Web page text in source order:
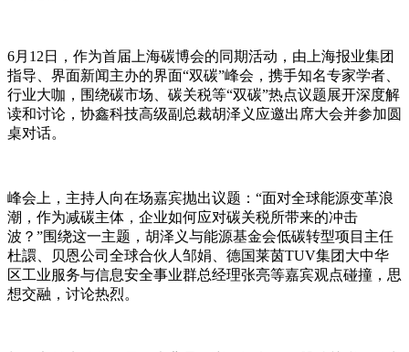
6月 12 日，作为首届上海碳博会的同期活动，由上海报业集团
指导、界面新闻主办的界面“双碳”峰会，携手知名专家学者、
行业大咖，围绕碳市场、碳关税等“双碳”热点议题展开深度解
读和讨论，协鑫科技高级副总裁胡泽义应邀出席大会并参加圆
桌对话。
峰会上，主持人向在场嘉宾抛出议题：“面对全球能源变革浪
潮，作为减碳主体，企业如何应对碳关税所带来的冲击
波？”围绕这一主题，胡泽义与能源基金会低碳转型项目主任
杜譞、贝恩公司全球合伙人邹娟、德国莱茵TUV集团大中华
区工业服务与信息安全事业群总经理张亮等嘉宾观点碰撞，思
想交融，讨论热烈。